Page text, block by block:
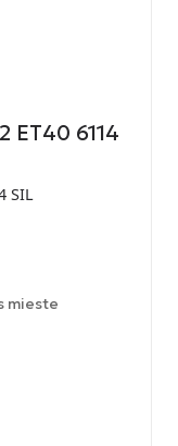
ET40 6114
SIL
mieste